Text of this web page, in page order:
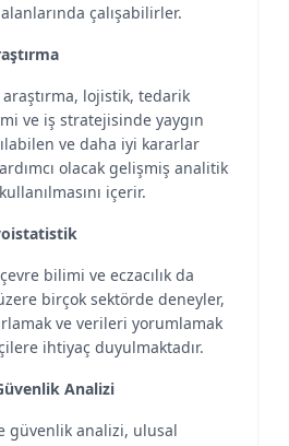
çalışabilirler.
lojistik, tedarik
ve iş stratejisinde yaygın
ve daha iyi kararlar
olacak gelişmiş analitik
içerir.
bilimi ve eczacılık da
birçok sektörde deneyler,
ve verileri yorumlamak
ihtiyaç duyulmaktadır.
Analizi
güvenlik analizi, ulusal